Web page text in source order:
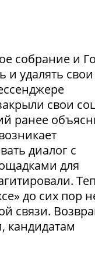
собрание и
удалять свои
свои
ранее
диалог с
для
до сих пор
связи.
кандидатам